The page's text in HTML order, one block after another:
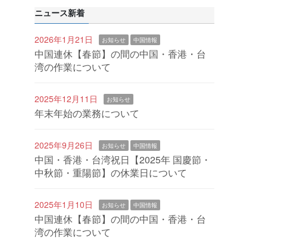
ニュース新着
2026年1月21日 お知らせ 中国情報
中国連休【春節】の間の中国・香港・台
湾の作業について
2025年12月11日 お知らせ
年末年始の業務について
2025年9月26日 お知らせ 中国情報
中国・香港・台湾祝日【2025年 国慶節・
中秋節・重陽節】の休業日について
2025年1月10日 お知らせ 中国情報
中国連休【春節】の間の中国・香港・台
湾の作業について